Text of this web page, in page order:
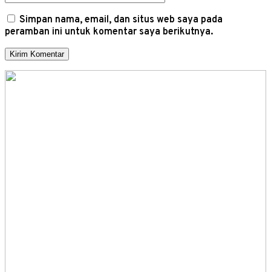
Simpan nama, email, dan situs web saya pada
peramban ini untuk komentar saya berikutnya.